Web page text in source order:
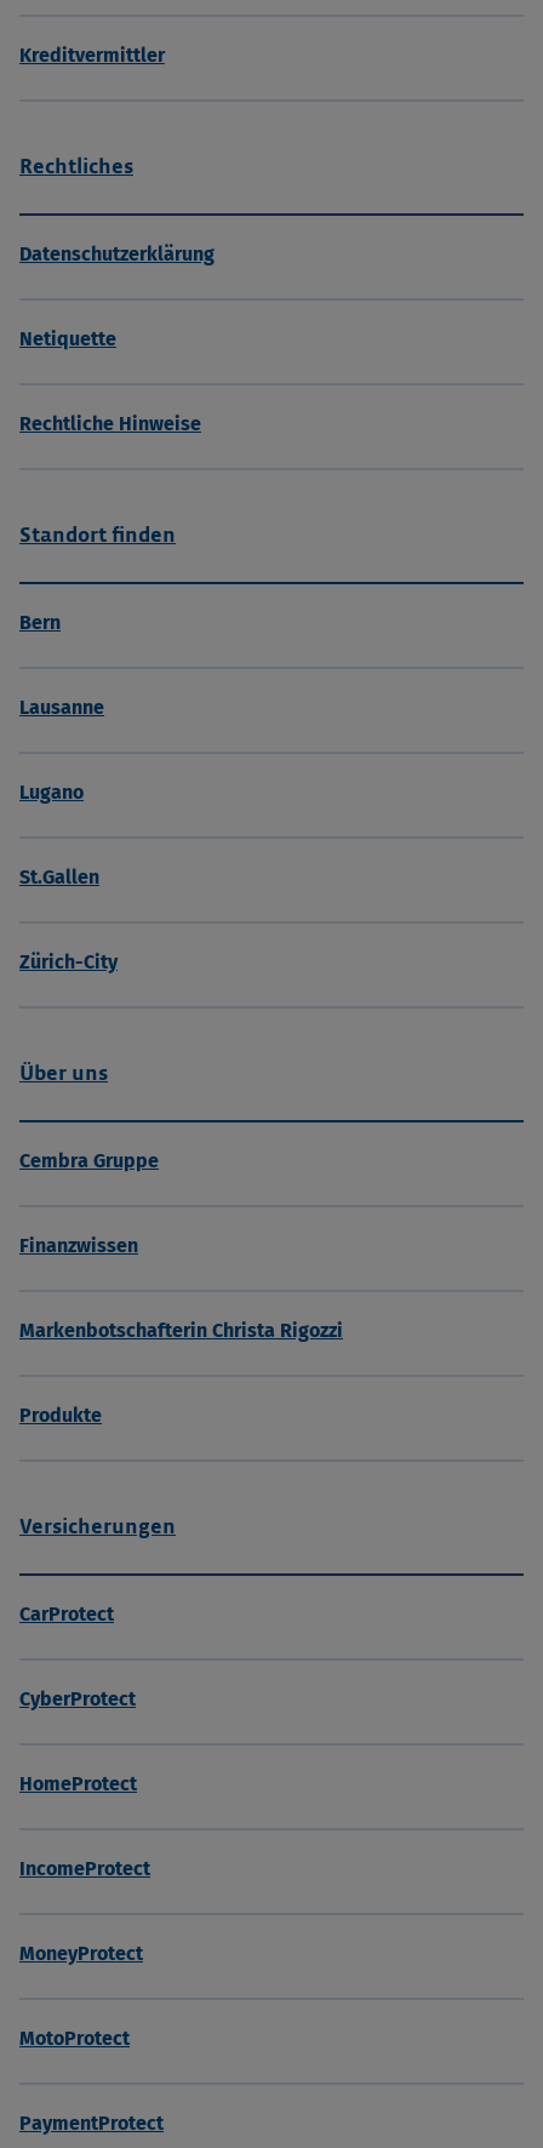
Kreditvermittler
Rechtliches
Datenschutzerklärung
Netiquette
Rechtliche Hinweise
Standort finden
Bern
Lausanne
Lugano
St.Gallen
Zürich-City
Über uns
Cembra Gruppe
Finanzwissen
Markenbotschafterin Christa Rigozzi
Produkte
Versicherungen
CarProtect
CyberProtect
HomeProtect
IncomeProtect
MoneyProtect
MotoProtect
PaymentProtect